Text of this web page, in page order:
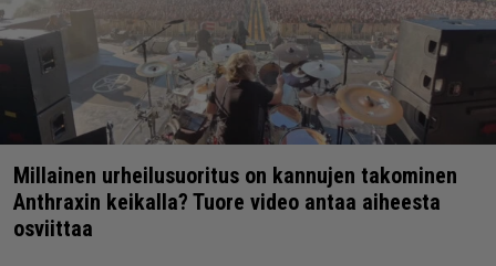
Millainen urheilusuoritus on kannujen takominen
Anthraxin keikalla? Tuore video antaa aiheesta
osviittaa